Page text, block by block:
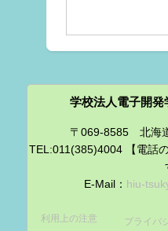
学校法人電子開
〒069-8585 北海
TEL:011(385)4004 【電話
E-Mail： hiu-
利用上の注意 プライバ